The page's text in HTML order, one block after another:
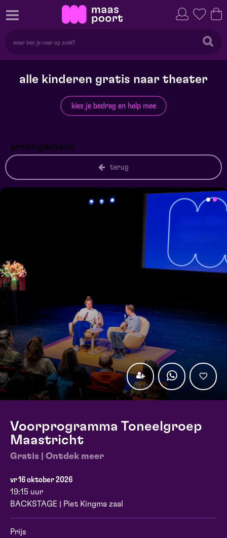
alle kinderen gratis naar theater
kies je bedrag en help mee
arrangement
terug
Voorprogramma Toneelgroep
Maastricht
Gratis | Ontdek meer
vr 16 oktober 2026
19:15 uur
BACKSTAGE | Piet Kingma zaal
Prijs